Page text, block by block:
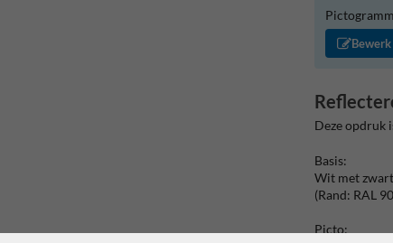
Deze opdruk
Basis:
Wit met
(Rand: RAL
Picto: